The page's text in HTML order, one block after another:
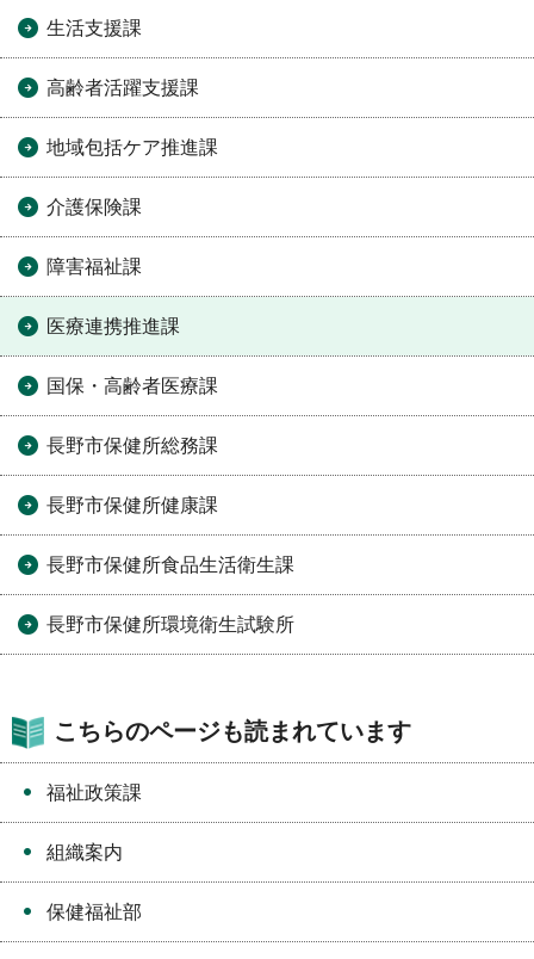
生活支援課
高齢者活躍支援課
地域包括ケア推進課
介護保険課
障害福祉課
医療連携推進課
国保・高齢者医療課
長野市保健所総務課
長野市保健所健康課
長野市保健所食品生活衛生課
長野市保健所環境衛生試験所
こちらのページも読まれています
福祉政策課
組織案内
保健福祉部